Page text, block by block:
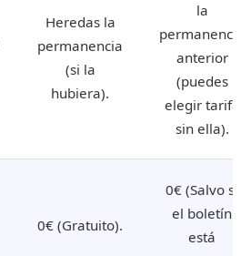
Heredas la
permanencia
(si la
hubiera).
la
permanencia
anterior
(puedes
elegir tarifa
sin ella).
0€ (Gratuito).
0€ (Salvo si
el boletín
está